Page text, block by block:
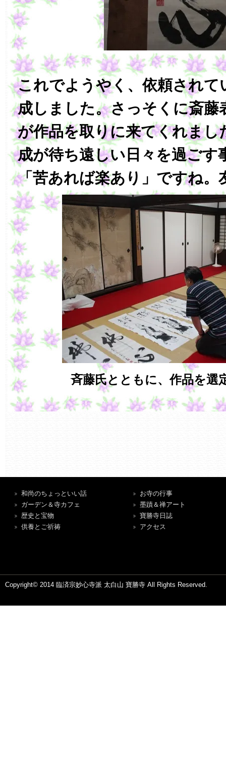
これでようやく、依頼されて
成しました。さっそくに斎藤
が作品を取りに来てくれまし
成が待ち遠しい日々を過ごす
「苦あれば楽あり」ですね。
斉藤氏とともに、作品を選
和尚のちょっといい話
ガーデン＆寺カフェ
歴史と宝物
供養とご祈祷
お寺の行事
墨蹟＆禅アート
寶勝寺日誌
アクセス
Copyright© 2014 臨済宗妙心寺派 太白山 寶勝寺 All Rights Reserved.